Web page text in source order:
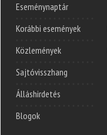
Eseménynaptár
Korábbi események
Közlemények
Sajtóvisszhang
Álláshirdetés
Blogok